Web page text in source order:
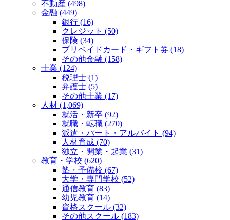
不動産 (498)
金融 (449)
銀行 (16)
クレジット (50)
保険 (34)
プリペイドカード・ギフト券 (18)
その他金融 (158)
士業 (124)
税理士 (1)
弁護士 (5)
その他士業 (17)
人材 (1,069)
就活・新卒 (92)
就職・転職 (270)
派遣・パート・アルバイト (94)
人材育成 (70)
独立・開業・起業 (31)
教育・学校 (620)
塾・予備校 (67)
大学・専門学校 (52)
通信教育 (83)
幼児教育 (14)
資格スクール (32)
その他スクール (183)